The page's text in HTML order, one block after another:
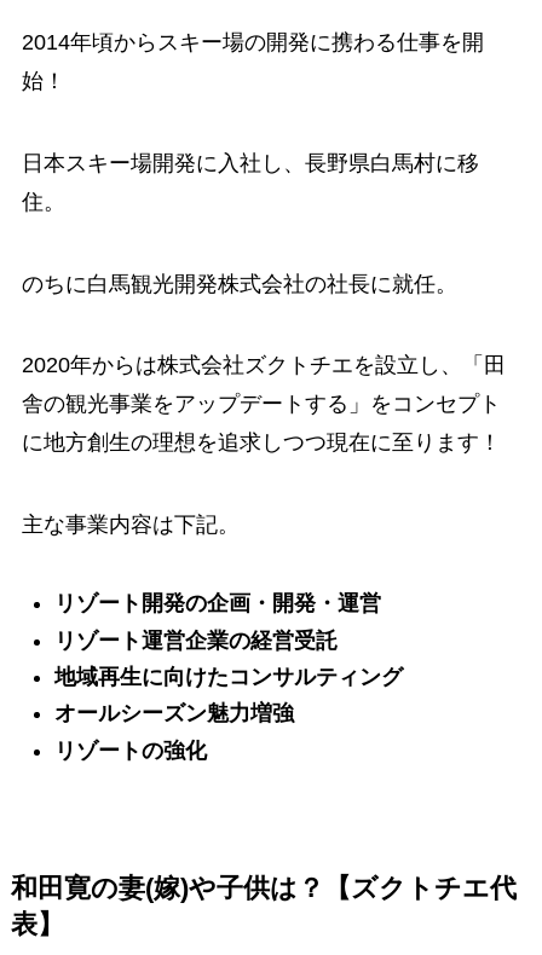
2014年頃からスキー場の開発に携わる仕事を開
始！
日本スキー場開発に入社し、長野県白馬村に移
住。
のちに白馬観光開発株式会社の社長に就任。
2020年からは株式会社ズクトチエを設立し、
「田
舎の観光事業をアップデートする」 をコンセプト
に地方創生の理想を追求しつつ現在に至ります！
主な事業内容は下記。
リゾート開発の企画・開発・運営
リゾート運営企業の経営受託
地域再生に向けたコンサルティング
オールシーズン魅力増強
リゾートの強化
和田寛の妻(嫁)や子供は？【ズクトチエ代
表】